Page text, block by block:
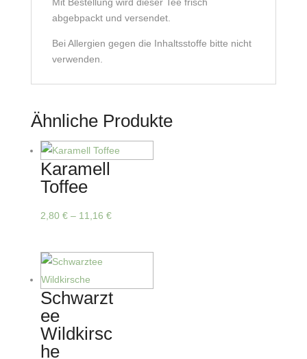
abgebpackt und versendet.
Bei Allergien gegen die Inhaltsstoffe bitte nicht
verwenden.
Ähnliche Produkte
Karamell
Toffee
2,80 €– 11,16 €
weist
Varianten
Schwarzt
ee
Wildkirsc
he